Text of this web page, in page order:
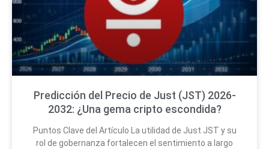
Predicción del Precio de Just (JST) 2026-
2032: ¿Una gema cripto escondida?
Puntos Clave del Artículo La utilidad de Just JST y su
rol de gobernanza fortalecen el sentimiento a largo